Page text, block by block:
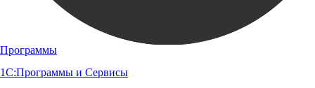
Программы
1С:Программы и Сервисы